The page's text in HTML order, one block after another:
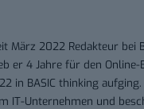
März 2022 Redakteur bei
er 4 Jahre für den Online-
in BASIC thinking aufging.
IT-Unternehmen und